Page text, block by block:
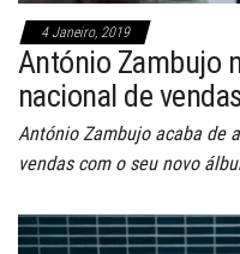
4 Janeiro, 2019
António Zambujo
nacional de
António Zambujo acaba de
vendas com o seu novo